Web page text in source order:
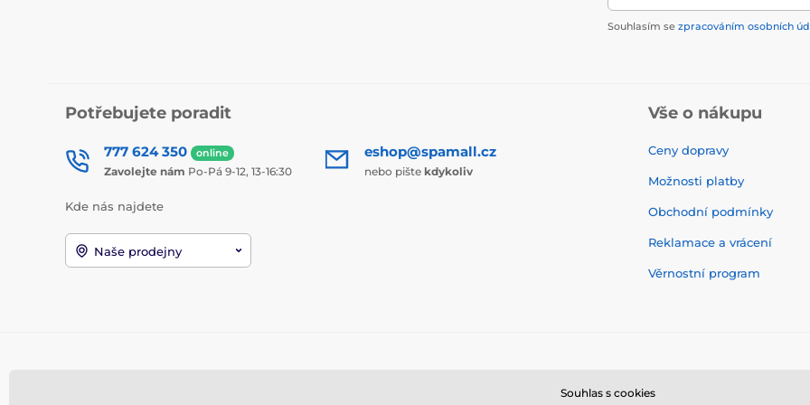
Souhlasím se zpracováním osobních
Potřebujete poradit
777 624 350 online
Zavolejte nám Po-Pá 9-12, 13-16:30
eshop@spamall.cz
nebo pište kdykoliv
Kde nás najdete
Naše prodejny
Vše o nákupu
Ceny dopravy
Možnosti platby
Obchodní podmínky
Reklamace a vrácení
Věrnostní program
Souhlas s cookies